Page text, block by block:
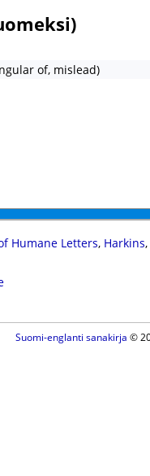
of, mislead)
Humane Letters, Harkins,
Suomi-englanti sanakirja ©